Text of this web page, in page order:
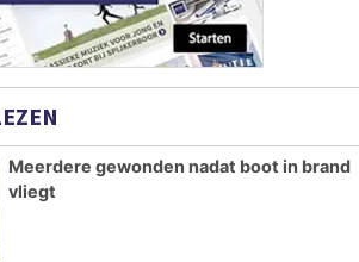
Meerdere gewonden nadat boot in brand
vliegt